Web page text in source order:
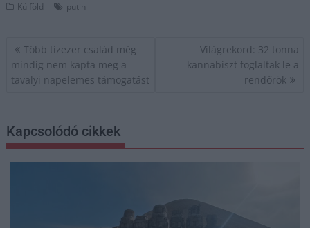
Külföld putin
Bejegyzés
navigáció
Több tízezer család még
mindig nem kapta meg a
tavalyi napelemes támogatást
Világrekord: 32 tonna
kannabiszt foglaltak le a
rendőrök
Kapcsolódó cikkek